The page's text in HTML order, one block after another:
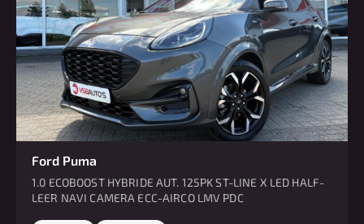
Ford Puma
1.0 ECOBOOST HYBRIDE AUT. 125PK ST-LINE X LED HALF-
LEER NAVI CAMERA ECC-AIRCO LMV PDC